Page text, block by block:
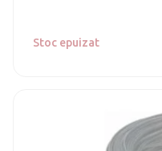
Stoc epuizat